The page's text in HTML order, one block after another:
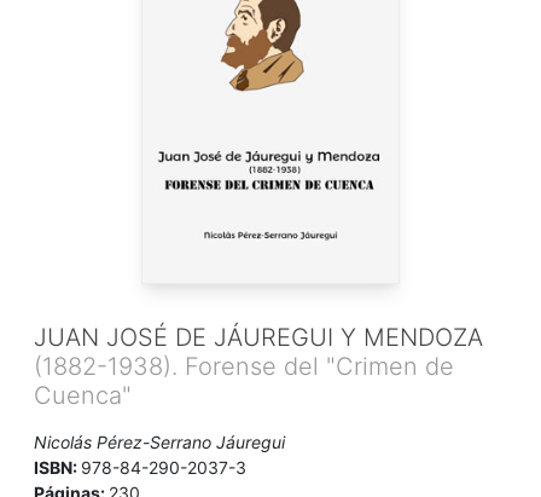
JUAN JOSÉ DE JÁUREGUI Y MENDOZA
(1882-1938). Forense del "Crimen de
Cuenca"
Nicolás Pérez-Serrano Jáuregui
ISBN: 978-84-290-2037-3